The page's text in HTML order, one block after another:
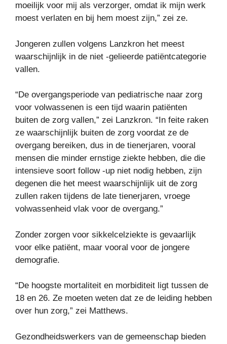
moeilijk voor mij als verzorger, omdat ik mijn werk
moest verlaten en bij hem moest zijn,” zei ze.
Jongeren zullen volgens Lanzkron het meest
waarschijnlijk in de niet -gelieerde patiëntcategorie
vallen.
“De overgangsperiode van pediatrische naar zorg
voor volwassenen is een tijd waarin patiënten
buiten de zorg vallen,” zei Lanzkron. “In feite raken
ze waarschijnlijk buiten de zorg voordat ze de
overgang bereiken, dus in de tienerjaren, vooral
mensen die minder ernstige ziekte hebben, die die
intensieve soort follow -up niet nodig hebben, zijn
degenen die het meest waarschijnlijk uit de zorg
zullen raken tijdens de late tienerjaren, vroege
volwassenheid vlak voor de overgang.”
Zonder zorgen voor sikkelcelziekte is gevaarlijk
voor elke patiënt, maar vooral voor de jongere
demografie.
“De hoogste mortaliteit en morbiditeit ligt tussen de
18 en 26. Ze moeten weten dat ze de leiding hebben
over hun zorg,” zei Matthews.
Gezondheidswerkers van de gemeenschap bieden